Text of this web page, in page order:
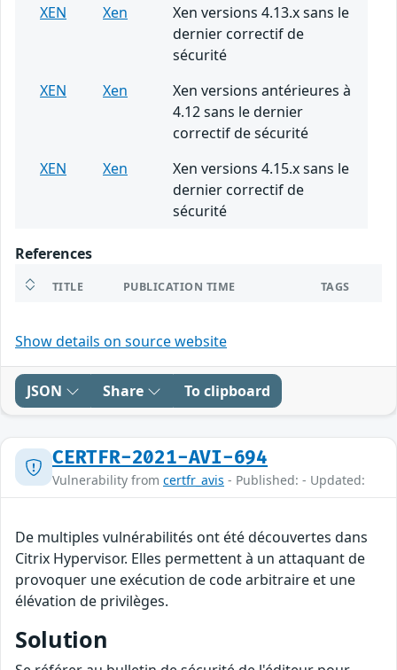
XEN Xen
Xen versions 4.13.x sans le
dernier correctif de
sécurité
XEN
Xen
Xen versions antérieures à
4.12 sans le dernier
correctif de sécurité
XEN
Xen
Xen versions 4.15.x sans le
dernier correctif de
sécurité
References
TITLE PUBLICATION TIME TAGS
Show details on source website
JSON Share To clipboard
CERTFR-2021-AVI-694
Vulnerability from certfr_avis - Published: - Updated:
De multiples vulnérabilités ont été découvertes dans
Citrix Hypervisor. Elles permettent à un attaquant de
provoquer une exécution de code arbitraire et une
élévation de privilèges.
Solution